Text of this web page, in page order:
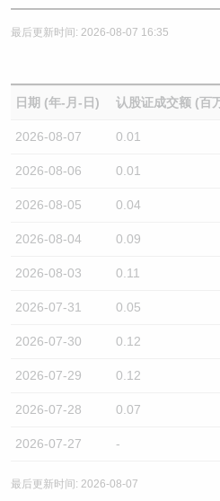
最后更新时间: 2026-08-07 16:35
日期 (年-月-日) 认股证成交额 (百
2026-08-07 0.01
2026-08-06 0.01
2026-08-05 0.04
2026-08-04 0.09
2026-08-03 0.11
2026-07-31 0.05
2026-07-30 0.12
2026-07-29 0.12
2026-07-28 0.07
2026-07-27 -
最后更新时间: 2026-08-07